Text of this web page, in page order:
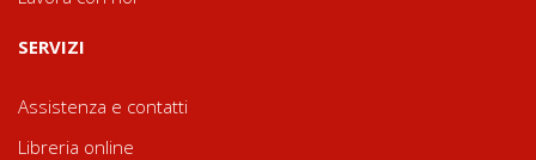
SERVIZI
Assistenza e contatti
Libreria online